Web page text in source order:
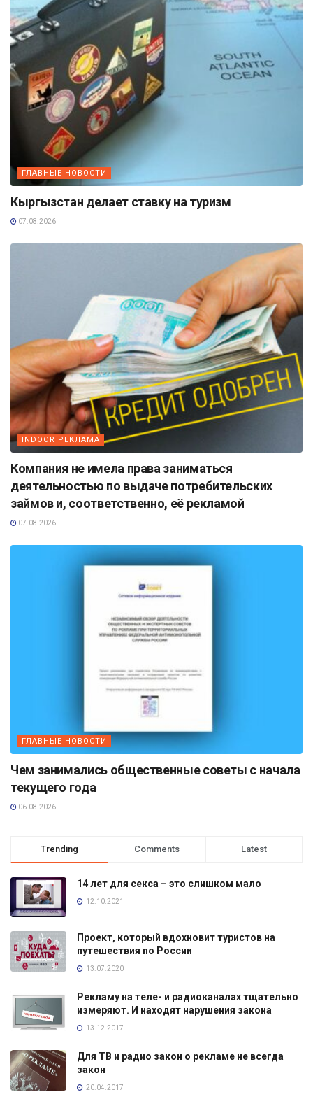
ГЛАВНЫЕ НОВОСТИ
Кыргызстан делает ставку на туризм
07.08.2026
INDOOR РЕКЛАМА
Компания не имела права заниматься
деятельностью по выдаче потребительских
займов и, соответственно, её рекламой
07.08.2026
ГЛАВНЫЕ НОВОСТИ
Чем занимались общественные советы с начала
текущего года
06.08.2026
Trending Comments Latest
14 лет для секса – это слишком мало
12.10.2021
Проект, который вдохновит туристов на
путешествия по России
13.07.2020
Рекламу на теле- и радиоканалах тщательно
измеряют. И находят нарушения закона
13.12.2017
Для ТВ и радио закон о рекламе не всегда
закон
20.04.2017